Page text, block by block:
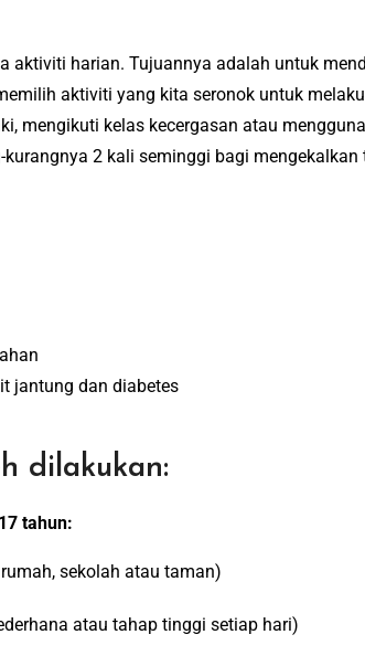
harian. Tujuannya adalah untuk
aktiviti yang kita seronok untuk
mengikuti kelas kecergasan atau
2 kali seminggi bagi
jantung dan diabetes
dilakukan:
tahun:
sekolah atau taman)
atau tahap tinggi setiap hari)